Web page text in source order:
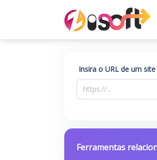
Insira o URL de um site
Ferramentas